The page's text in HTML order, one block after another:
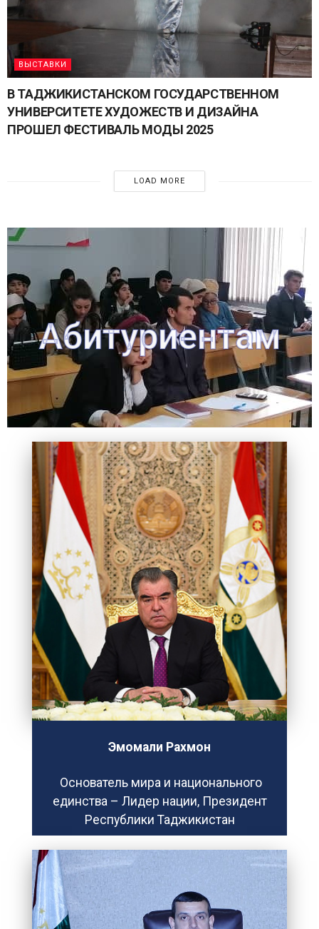
ВЫСТАВКИ
В ТАДЖИКИСТАНСКОМ ГОСУДАРСТВЕННОМ
УНИВЕРСИТЕТЕ ХУДОЖЕСТВ И ДИЗАЙНА
ПРОШЕЛ ФЕСТИВАЛЬ МОДЫ 2025
LOAD MORE
Абитуриентам
ПРИЁМНАЯ КОМИССИЯ УНИВЕРСИТЕТА СООБЩАЕТ
ВАМ, ЧТО В ЭТОМ ГОДУ ВСТУПИТЕЛЬНЫЕ
ЭКЗАМЕНЫ ПО СПЕЦИАЛЬНОСТЯМ (РИСУНОК,
ЧЕРНИЛО, КОМПОЗИЦИЯ, ЧЕРТЕЖ) БУДУТ
ПРОВОДИТЬСЯ В ЗДАНИИ ТАДЖИКСКОГО
ГОСУДАРСТВЕННОГО УНИВЕРСИТЕТА ХУДОЖЕСТВ И
ДИЗАЙНА, А ПО НЕСПЕЦИАЛЬНЫМ ПРЕДМЕТАМ –
ПУТЕМ ТЕСТИРОВАНИЯ ЧЕРЕЗ НАЦИОНАЛЬНЫЙ
ЦЕНТР ТЕСТИРОВАНИЯ В Г. ДУШАНБЕ И ЕГО
МЕСТНЫЕ ПРЕДСТАВИТЕЛЬСТВА.
Эмомали Рахмон
Основатель мира и национального
единства – Лидер нации, Президент
Республики Таджикистан